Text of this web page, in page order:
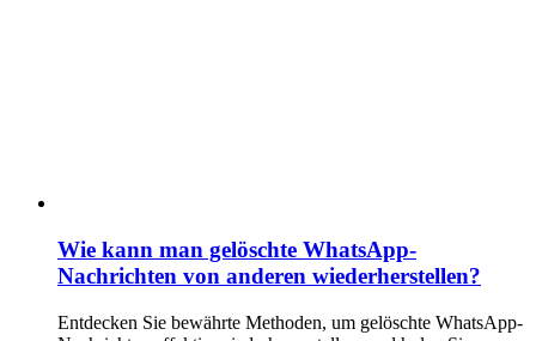
Wie kann man gelöschte WhatsApp-
Nachrichten von anderen wiederherstellen?
Entdecken Sie bewährte Methoden, um gelöschte WhatsApp-